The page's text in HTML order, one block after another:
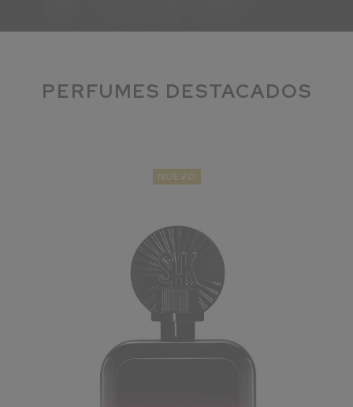
PERFUMES DESTACADOS
NUEVO